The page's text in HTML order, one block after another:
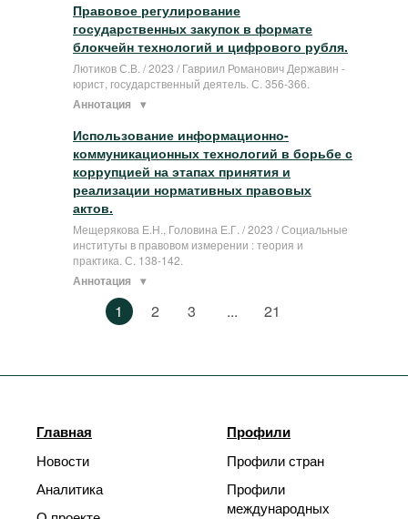
Правовое регулирование
государственных закупок в формате
блокчейн технологий и цифрового рубля.
Лютиков С.В. / 2023 / Гавриил Романович Державин -
юрист, государственный деятель. С. 356-366.
Аннотация
Использование информационно-
коммуникационных технологий в борьбе с
коррупцией на этапах принятия и
реализации нормативных правовых
актов.
Мещерякова Е.Н., Головина Е.Г. / 2023 / Социальные
институты в правовом измерении : теория и
практика. С. 138-142.
Аннотация
1 2 3 ... 21
Главная
Новости
Аналитика
Профили
Профили стран
Профили
международных